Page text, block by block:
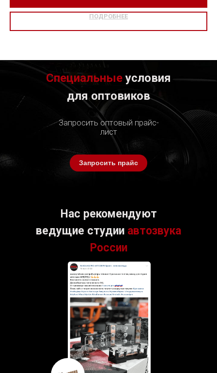
ПОДРОБНЕЕ
Специальныеусловия
для оптовиков
Запросить оптовый прайс-
лист
Запросить прайс
Нас рекомендуют
ведущие студии автозвука
России